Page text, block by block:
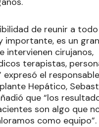
de reunir a
importante, es un
intervienen cirujanos,
terapistas,
el
Hepático,
que “los
son algo que
como equipo”.